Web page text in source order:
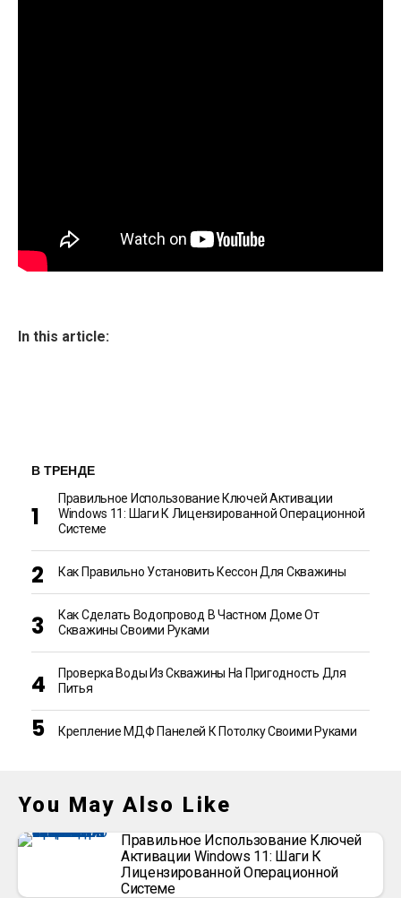
In this article:
В ТРЕНДЕ
Правильное Использование Ключей Активации
Windows 11: Шаги К Лицензированной Операционной
Системе
Как Правильно Установить Кессон Для Скважины
Как Сделать Водопровод В Частном Доме От
Скважины Своими Руками
Проверка Воды Из Скважины На Пригодность Для
Питья
Крепление МДФ Панелей К Потолку Своими Руками
You May Also Like
Правильное Использование Ключей
Активации Windows 11: Шаги К
Лицензированной Операционной
Системе